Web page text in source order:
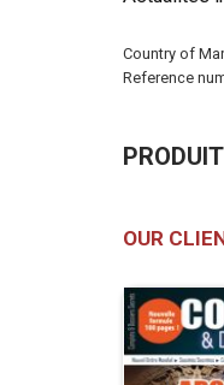
More
Information
Country of
Reference
OUR